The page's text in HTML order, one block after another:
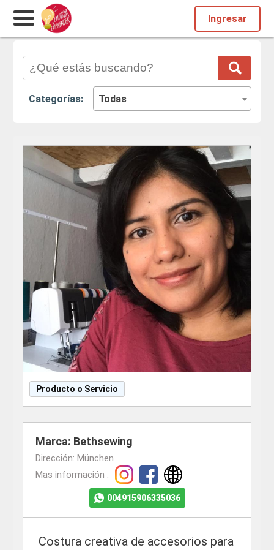
Ingresar
Categorías: Todas
Marca: Bethsewing
Dirección: München
Mas información :
004915906335036
Costura creativa de accesorios para
Producto o Servicio